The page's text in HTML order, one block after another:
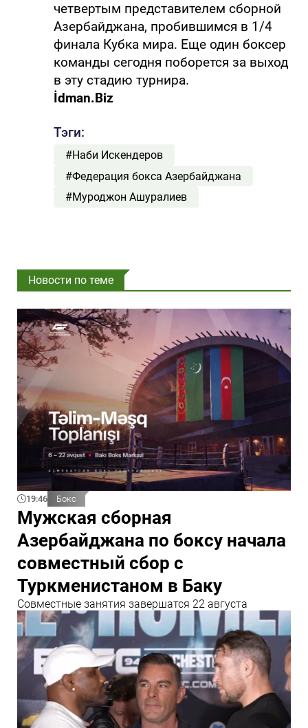
четвертым представителем сборной
Азербайджана, пробившимся в 1/4
финала Кубка мира. Еще один боксер
команды сегодня поборется за выход
в эту стадию турнира.
İdman.Biz
Тэги:
#Наби Искендеров
#Федерация бокса Азербайджана
#Муроджон Ашуралиев
Новости по теме
19:46 Бокс
Мужская сборная
Азербайджана по боксу начала
совместный сбор с
Туркменистаном в Баку
Совместные занятия завершатся 22 августа